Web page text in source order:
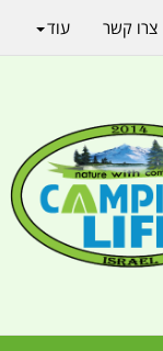
צרו קשר עוד